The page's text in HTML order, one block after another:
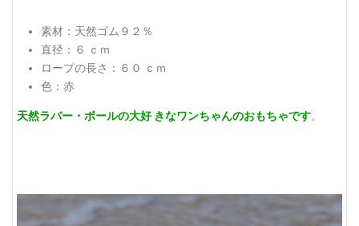
素材：天然ゴム９２％
直径：６ ｃｍ
ロープの長さ：６０ ｃｍ
色：赤
天然ラバー・ボールの大好 きなワンちゃんのおもちゃです。